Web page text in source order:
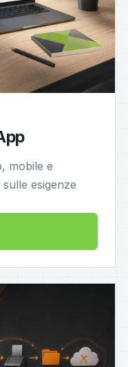
mobile e
esigenze